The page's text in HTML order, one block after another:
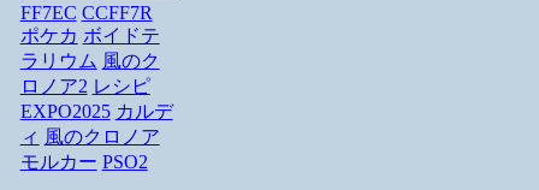
FF7EC CCFF7R
ポケカ ボイドテ
ラリウム 風のク
ロノア2 レシピ
EXPO2025 カルデ
ィ 風のクロノア
モルカー PSO2